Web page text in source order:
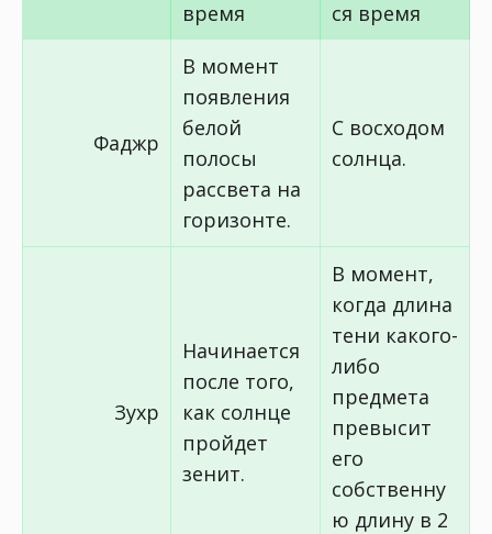
время
ся время
Фаджр
В момент
появления
белой
полосы
рассвета на
горизонте.
С восходом
солнца.
Зухр
Начинается
после того,
как солнце
пройдет
зенит.
В момент,
когда длина
тени какого-
либо
предмета
превысит
его
собственну
ю длину в 2